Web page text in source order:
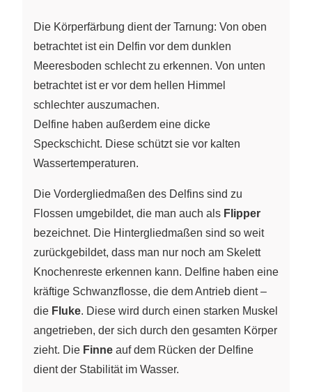
Die Körperfärbung dient der Tarnung: Von oben
betrachtet ist ein Delfin vor dem dunklen
Meeresboden schlecht zu erkennen. Von unten
betrachtet ist er vor dem hellen Himmel
schlechter auszumachen.
Delfine haben außerdem eine dicke
Speckschicht. Diese schützt sie vor kalten
Wassertemperaturen.
Die Vordergliedmaßen des Delfins sind zu
Flossen umgebildet, die man auch als Flipper
bezeichnet. Die Hintergliedmaßen sind so weit
zurückgebildet, dass man nur noch am Skelett
Knochenreste erkennen kann. Delfine haben eine
kräftige Schwanzflosse, die dem Antrieb dient –
die Fluke. Diese wird durch einen starken Muskel
angetrieben, der sich durch den gesamten Körper
zieht. Die Finne auf dem Rücken der Delfine
dient der Stabilität im Wasser.